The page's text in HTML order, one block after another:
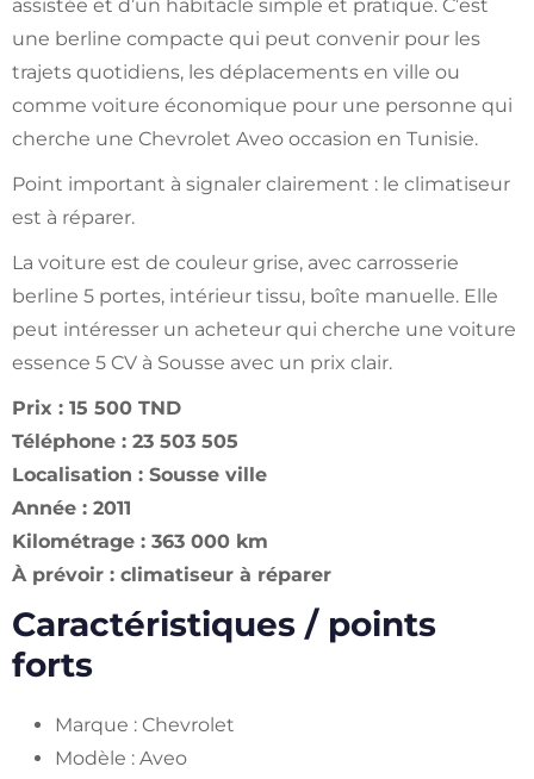
assistée et d’un habitacle simple et pratique. C’est
une berline compacte qui peut convenir pour les
trajets quotidiens, les déplacements en ville ou
comme voiture économique pour une personne qui
cherche une Chevrolet Aveo occasion en Tunisie.
Point important à signaler clairement : le climatiseur
est à réparer.
La voiture est de couleur grise, avec carrosserie
berline 5 portes, intérieur tissu, boîte manuelle. Elle
peut intéresser un acheteur qui cherche une voiture
essence 5 CV à Sousse avec un prix clair.
Prix : 15 500 TND
Téléphone : 23 503 505
Localisation : Sousse ville
Année : 2011
Kilométrage : 363 000 km
À prévoir : climatiseur à réparer
Caractéristiques / points
forts
Marque : Chevrolet
Modèle : Aveo